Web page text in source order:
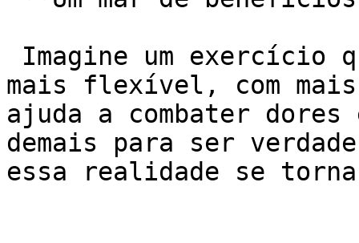
mais flexível, com
ajuda a combater dores
demais para ser
essa realidade se